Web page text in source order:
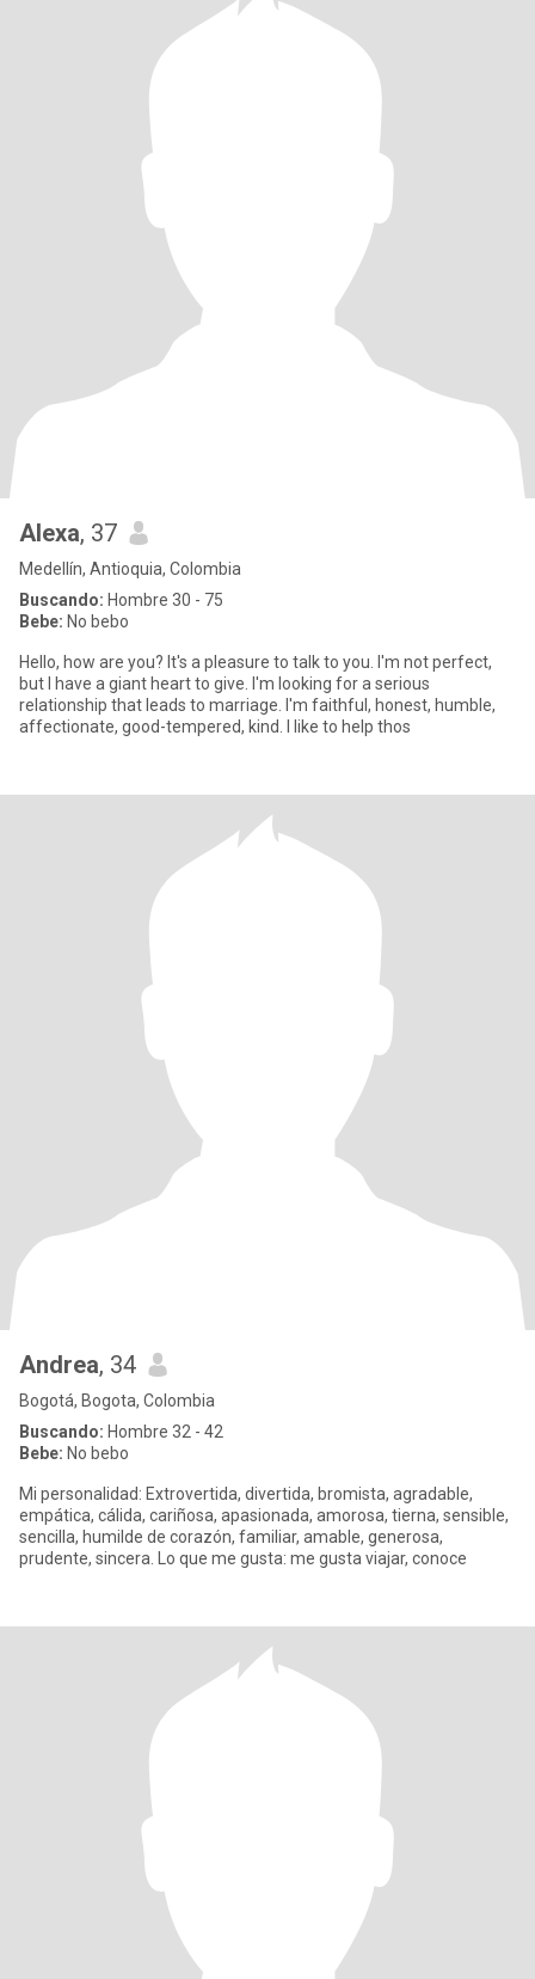
Alexa, 37
Medellín, Antioquia, Colombia
Buscando: Hombre 30 - 75
Bebe: No bebo
Hello, how are you? It's a pleasure to talk to you. I'm not perfect,
but I have a giant heart to give. I'm looking for a serious
relationship that leads to marriage. I'm faithful, honest, humble,
affectionate, good-tempered, kind. I like to help thos
Andrea, 34
Bogotá, Bogota, Colombia
Buscando: Hombre 32 - 42
Bebe: No bebo
Mi personalidad: Extrovertida, divertida, bromista, agradable,
empática, cálida, cariñosa, apasionada, amorosa, tierna, sensible,
sencilla, humilde de corazón, familiar, amable, generosa,
prudente, sincera. Lo que me gusta: me gusta viajar, conoce